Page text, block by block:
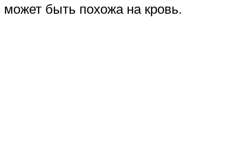
может быть похожа на кровь.